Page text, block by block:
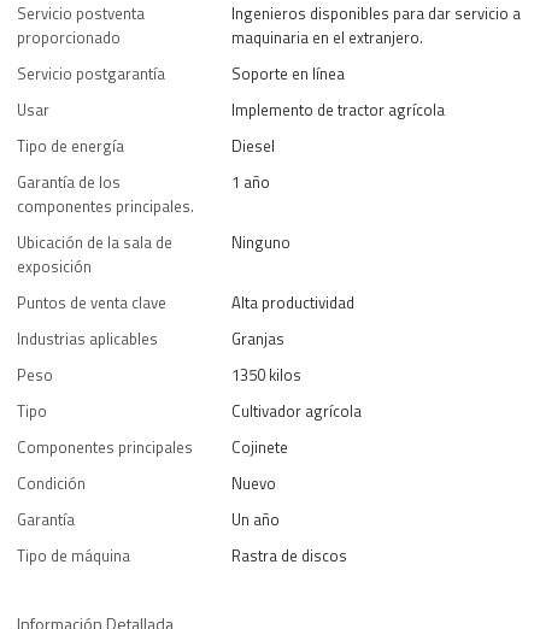
Servicio postventa
proporcionado
Ingenieros disponibles para dar servicio a
maquinaria en el extranjero.
Servicio postgarantía
Soporte en línea
Usar
Implemento de tractor agrícola
Tipo de energía
Diesel
Garantía de los
componentes principales.
1 año
Ubicación de la sala de
exposición
Ninguno
Puntos de venta clave
Alta productividad
Industrias aplicables
Granjas
Peso
1350 kilos
Tipo
Cultivador agrícola
Componentes principales
Cojinete
Condición
Nuevo
Garantía
Un año
Tipo de máquina
Rastra de discos
Información Detallada